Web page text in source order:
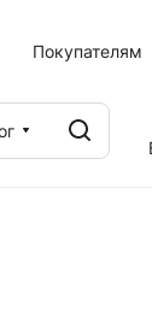
Покупателям